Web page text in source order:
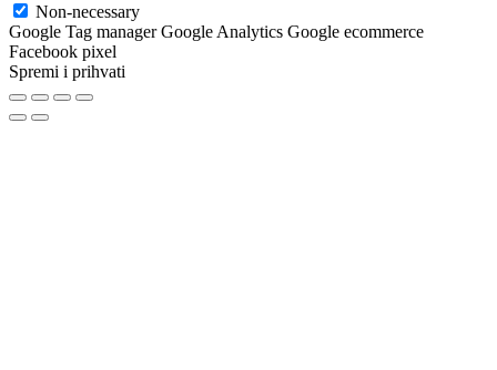
Non-necessary
Google Tag manager Google Analytics Google ecommerce
Facebook pixel
Spremi i prihvati